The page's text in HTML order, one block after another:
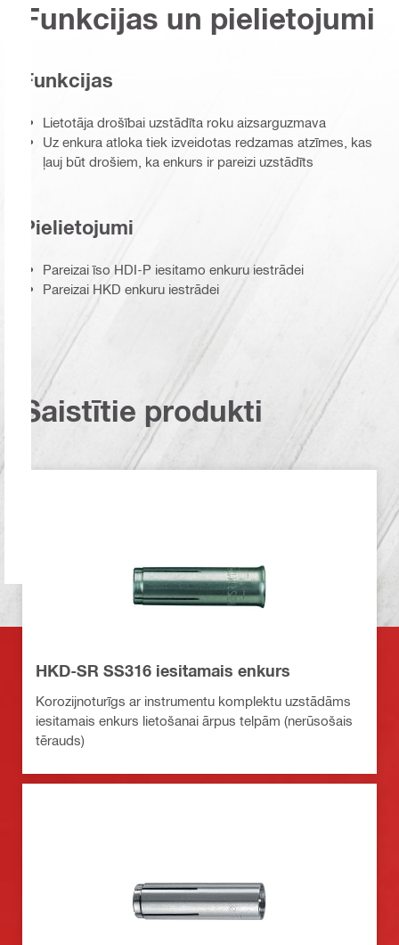
Funkcijas un pielietojumi
Funkcijas
Lietotāja drošībai uzstādīta roku aizsarguzmava
Uz enkura atloka tiek izveidotas redzamas atzīmes, kas
ļauj būt drošiem, ka enkurs ir pareizi uzstādīts
Pielietojumi
Pareizai īso HDI-P iesitamo enkuru iestrādei
Pareizai HKD enkuru iestrādei
Saistītie produkti
HKD-SR SS316 iesitamais enkurs
Korozijnoturīgs ar instrumentu komplektu uzstādāms
iesitamais enkurs lietošanai ārpus telpām (nerūsošais
tērauds)